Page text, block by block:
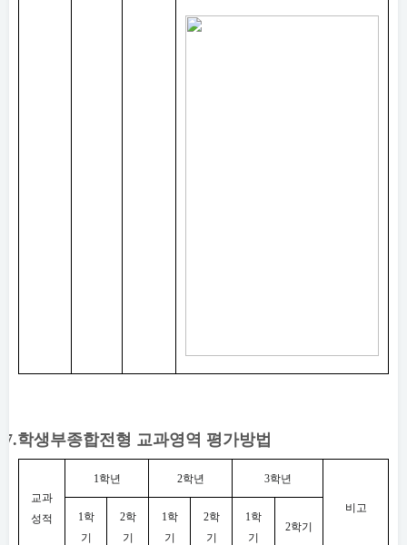
7.학생부종합전형 교과영역 평가방법
교과
성적
1학년 2학년 3학년
비고
1학
기
2학
기
1학
기
2학
기
1학
기
2학기